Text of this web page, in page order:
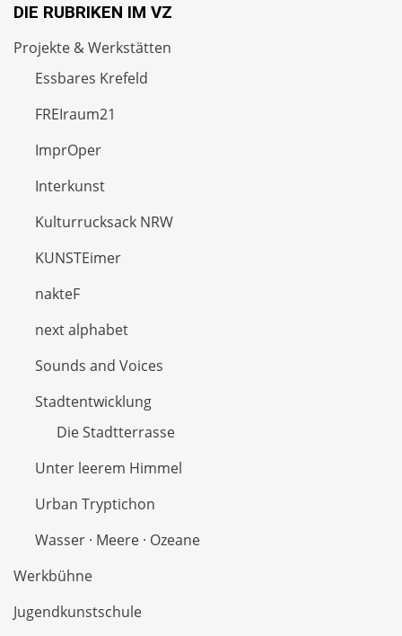
DIE RUBRIKEN IM VZ
Projekte & Werkstätten
Essbares Krefeld
FREIraum21
ImprOper
Interkunst
Kulturrucksack NRW
KUNSTEimer
nakteF
next alphabet
Sounds and Voices
Stadtentwicklung
Die Stadtterrasse
Unter leerem Himmel
Urban Tryptichon
Wasser · Meere · Ozeane
Werkbühne
Jugendkunstschule